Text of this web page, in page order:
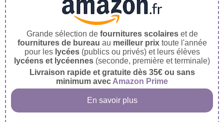
Grande sélection de fournitures scolaireset de
fournitures de bureau au meilleur prixtoute l'année
pour les lycées(publics ou privés) et leurs élèves
lycéens et lycéennes (seconde, première et terminale)
Livraison rapide et gratuite dès 35€ ou sans
minimum avec Amazon Prime
En savoir plus